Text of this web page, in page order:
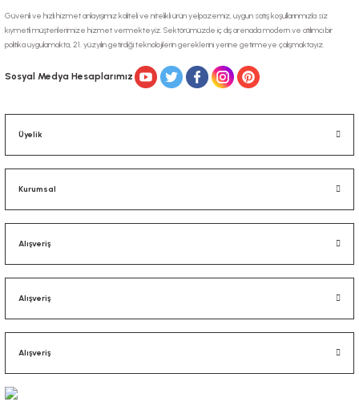
Gönder
Güvenli ve hızlı hizmet anlayışımız kaliteli ve nitelikli ürün yelpazemiz, uygun satış koşullarınmızla siz
kıymetli müşterilerimize hizmet vermekteyiz. Sektörümüzde iç dış arenada modern ve atılımcı bir
politika uygulamakta, 21. yüzyılın getirdiği teknolojilerin gereklerini yerine getirmeye çalışmaktayız.
Sosyal Medya Hesaplarımız
Üyelik
Kurumsal
Alışveriş
Alışveriş
Alışveriş